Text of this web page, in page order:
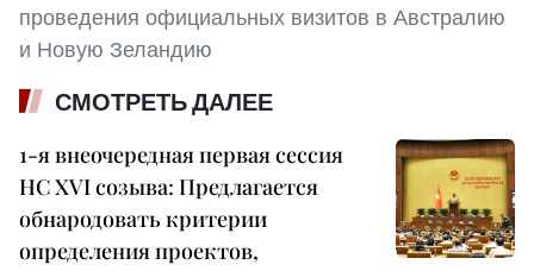
проведения официальных визитов в Австралию
и Новую Зеландию
СМОТРЕТЬ ДАЛЕЕ
1-я внеочередная первая сессия
НС XVI созыва: Предлагается
обнародовать критерии
определения проектов,